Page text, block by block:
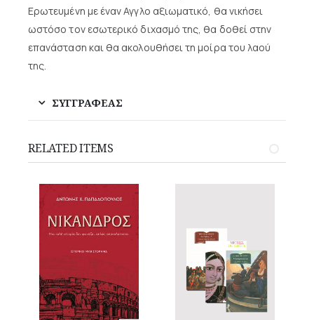
Ερωτευμένη με έναν Αγγλο αξιωματικό, θα νικήσει
ωστόσο τον εσωτερικό διχασμό της, θα δοθεί στην
επανάσταση και θα ακολουθήσει τη μοίρα του λαού
της.
ΣΥΓΓΡΑΦΕΑΣ
RELATED ITEMS